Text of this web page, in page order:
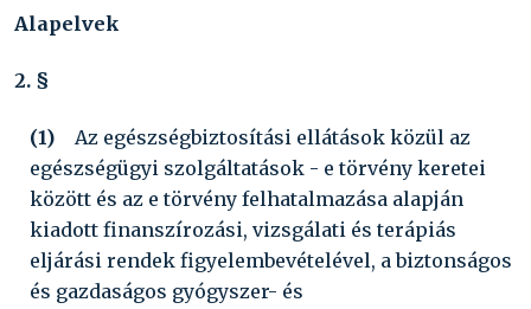
Alapelvek
2. §
(1)
Az egészségbiztosítási ellátások közül az
egészségügyi szolgáltatások - e törvény keretei
között és az e törvény felhatalmazása alapján
kiadott finanszírozási, vizsgálati és terápiás
eljárási rendek figyelembevételével, a biztonságos
és gazdaságos gyógyszer- és